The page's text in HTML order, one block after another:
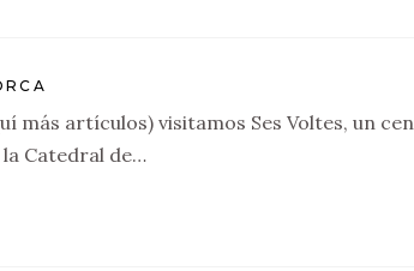
más artículos) visitamos Ses Voltes, un
la Catedral de…